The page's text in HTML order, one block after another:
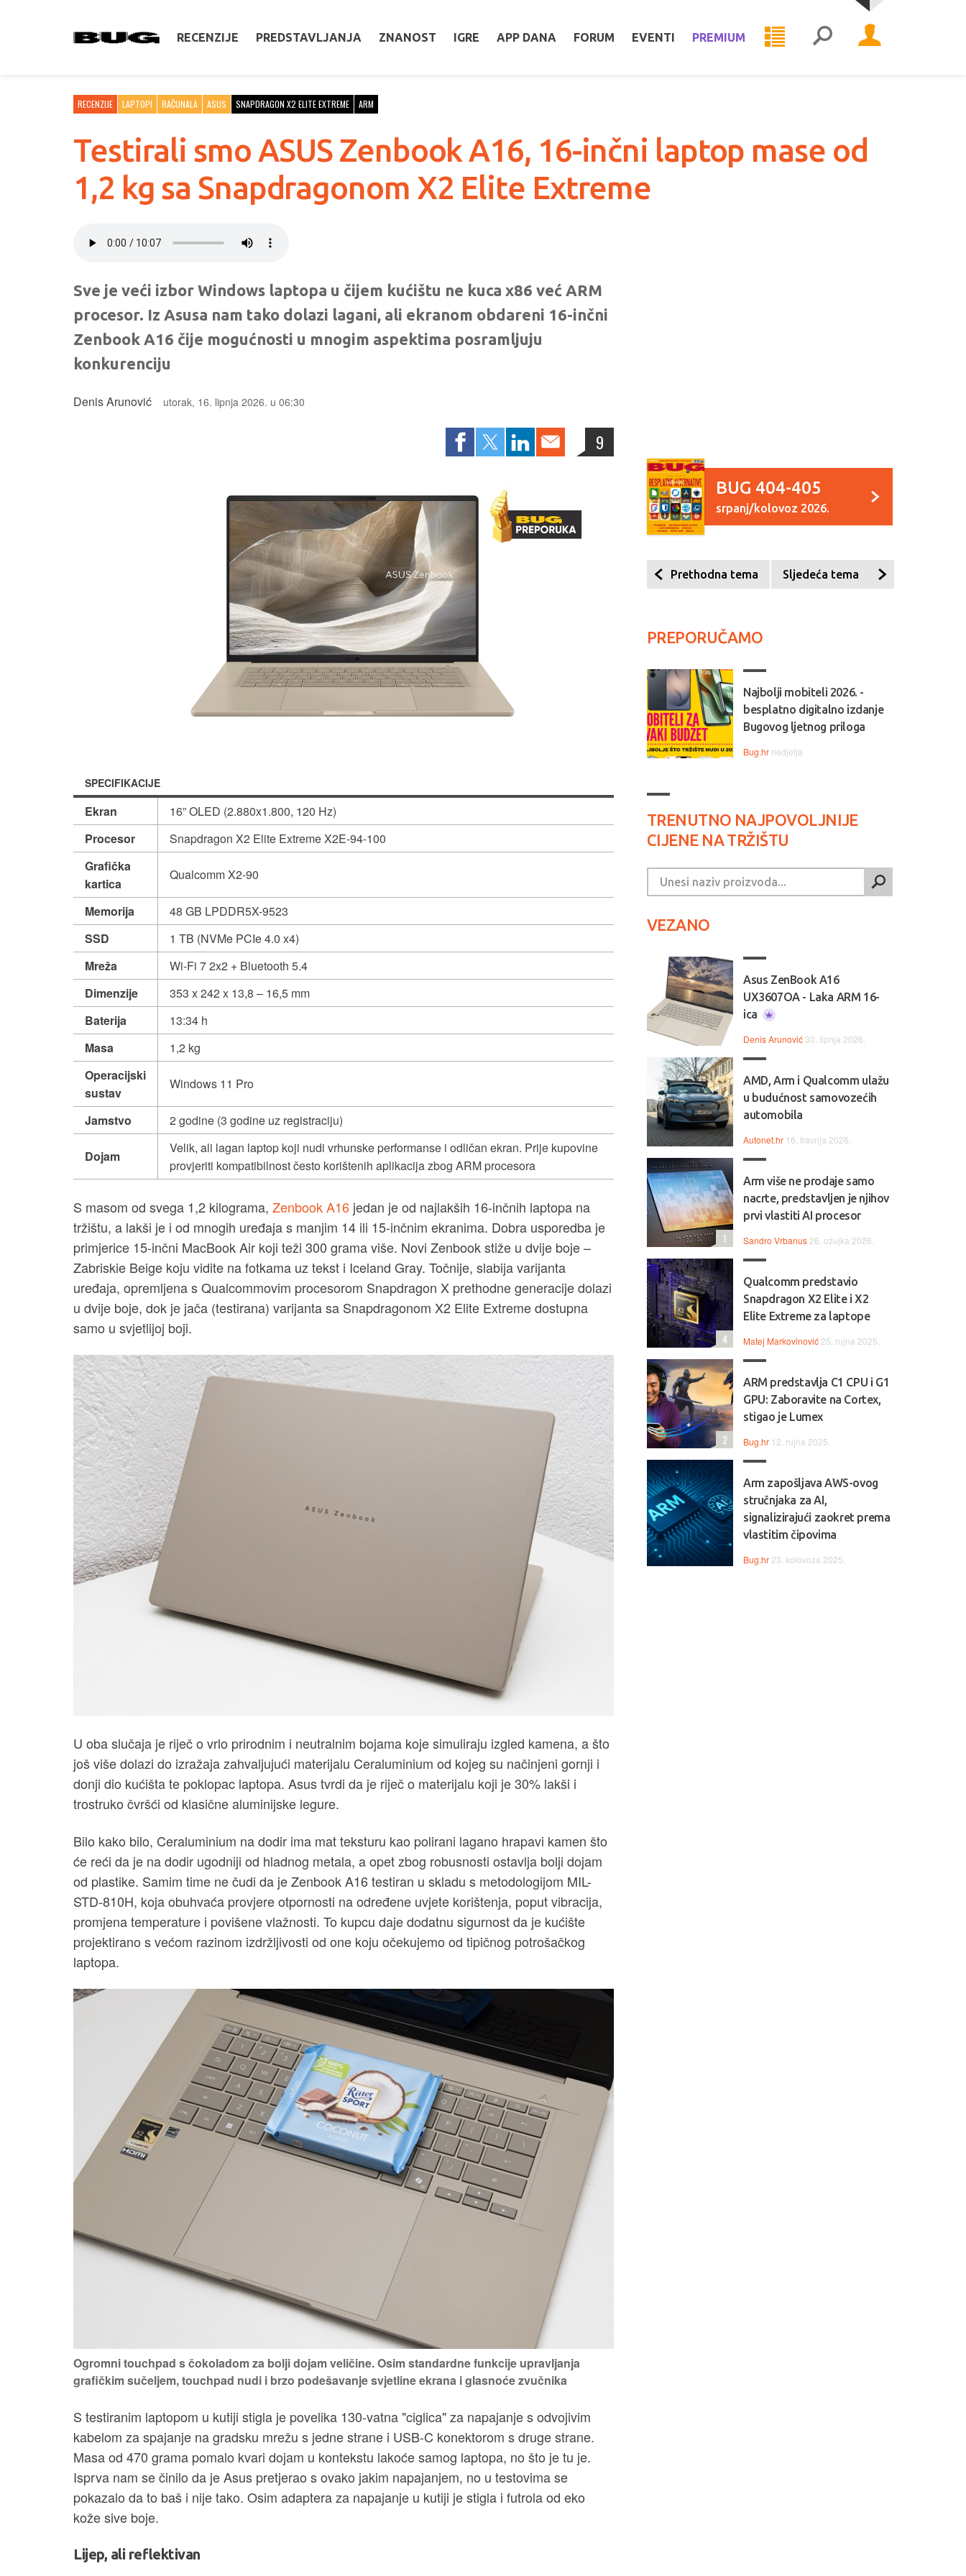
RECENZIJE PREDSTAVLJANJA ZNANOST IGRE APP DANA FORUM EVENTI PREMIUM
RECENZIJE LAPTOPI RAČUNALA ASUS SNAPDRAGON X2 ELITE EXTREME ARM
Testirali smo ASUS Zenbook A16, 16-inčni laptop mase od
1,2 kg sa Snapdragonom X2 Elite Extreme
Sve je veći izbor Windows laptopa u čijem kućištu ne kuca x86 već ARM
procesor. Iz Asusa nam tako dolazi lagani, ali ekranom obdareni 16-inčni
Zenbook A16 čije mogućnosti u mnogim aspektima posramljuju
konkurenciju
Denis Arunović utorak, 16. lipnja 2026. u 06:30
9
SPECIFIKACIJE
Ekran
16” OLED (2.880x1.800, 120 Hz)
Procesor
Snapdragon X2 Elite Extreme X2E-94-100
Grafička
kartica
Qualcomm X2-90
Memorija
48 GB LPDDR5X-9523
SSD
1 TB (NVMe PCIe 4.0 x4)
Mreža
Wi-Fi 7 2x2 + Bluetooth 5.4
Dimenzije
353 x 242 x 13,8 – 16,5 mm
Baterija
13:34 h
Masa
1,2 kg
Operacijski
sustav
Windows 11 Pro
Jamstvo 2 godine (3 godine uz registraciju)
Dojam
Velik, ali lagan laptop koji nudi vrhunske performanse i odličan ekran. Prije kupovine
provjeriti kompatibilnost često korištenih aplikacija zbog ARM procesora
S masom od svega 1,2 kilograma, Zenbook A16 jedan je od najlakših 16-inčnih laptopa na
tržištu, a lakši je i od mnogih uređaja s manjim 14 ili 15-inčnim ekranima. Dobra usporedba je
primjerice 15-inčni MacBook Air koji teži 300 grama više. Novi Zenbook stiže u dvije boje –
Zabriskie Beige koju vidite na fotkama uz tekst i Iceland Gray. Točnije, slabija varijanta
uređaja, opremljena s Qualcommovim procesorom Snapdragon X prethodne generacije dolazi
u dvije boje, dok je jača (testirana) varijanta sa Snapdragonom X2 Elite Extreme dostupna
samo u svjetlijoj boji.
U oba slučaja je riječ o vrlo prirodnim i neutralnim bojama koje simuliraju izgled kamena, a što
još više dolazi do izražaja zahvaljujući materijalu Ceraluminium od kojeg su načinjeni gornji i
donji dio kućišta te poklopac laptopa. Asus tvrdi da je riječ o materijalu koji je 30% lakši i
trostruko čvršći od klasične aluminijske legure.
Bilo kako bilo, Ceraluminium na dodir ima mat teksturu kao polirani lagano hrapavi kamen što
će reći da je na dodir ugodniji od hladnog metala, a opet zbog robusnosti ostavlja bolji dojam
od plastike. Samim time ne čudi da je Zenbook A16 testiran u skladu s metodologijom MIL-
STD-810H, koja obuhvaća provjere otpornosti na određene uvjete korištenja, poput vibracija,
promjena temperature i povišene vlažnosti. To kupcu daje dodatnu sigurnost da je kućište
projektirano s većom razinom izdržljivosti od one koju očekujemo od tipičnog potrošačkog
laptopa.
Ogromni touchpad s čokoladom za bolji dojam veličine. Osim standardne funkcije upravljanja
grafičkim sučeljem, touchpad nudi i brzo podešavanje svjetline ekrana i glasnoće zvučnika
S testiranim laptopom u kutiji stigla je povelika 130-vatna "ciglica" za napajanje s odvojivim
kabelom za spajanje na gradsku mrežu s jedne strane i USB-C konektorom s druge strane.
Masa od 470 grama pomalo kvari dojam u kontekstu lakoće samog laptopa, no što je tu je.
Isprva nam se činilo da je Asus pretjerao s ovako jakim napajanjem, no u testovima se
pokazalo da to baš i nije tako. Osim adaptera za napajanje u kutiji je stigla i futrola od eko
kože sive boje.
Lijep, ali reflektivan
BUG 404-405
srpanj/kolovoz 2026.
Prethodna tema Sljedeća tema
PREPORUČAMO
Najbolji mobiteli 2026. -
besplatno digitalno izdanje
Bugovog ljetnog priloga
Bug.hr nedjelja
TRENUTNO NAJPOVOLJNIJE
CIJENE NA TRŽIŠTU
VEZANO
Asus ZenBook A16
UX3607OA - Laka ARM 16-
ica
Denis Arunović 30. lipnja 2026.
AMD, Arm i Qualcomm ulažu
u budućnost samovozećih
automobila
Autonet.hr 16. travnja 2026.
Arm više ne prodaje samo
nacrte, predstavljen je njihov
prvi vlastiti AI procesor
Sandro Vrbanus 26. ožujka 2026.
1
Qualcomm predstavio
Snapdragon X2 Elite i X2
Elite Extreme za laptope
Matej Markovinović 25. rujna 2025.
4
ARM predstavlja C1 CPU i G1
GPU: Zaboravite na Cortex,
stigao je Lumex
Bug.hr 12. rujna 2025.
2
Arm zapošljava AWS-ovog
stručnjaka za AI,
signalizirajući zaokret prema
vlastitim čipovima
Bug.hr 23. kolovoza 2025.